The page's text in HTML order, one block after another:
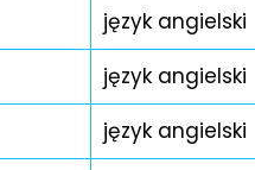
język angielski
język angielski
język angielski